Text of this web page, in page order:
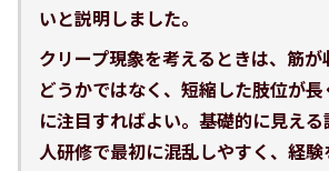
いと説明しました。
クリープ現象を考えるときは、筋
どうかではなく、短縮した肢位が
に注目すればよい。基礎的に見え
人研修で最初に混乱しやすく、経